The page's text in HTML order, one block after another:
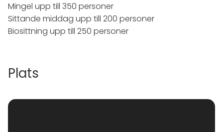
Mingel upp till 350 personer
Sittande middag upp till 200 personer
Biosittning upp till 250 personer
Plats